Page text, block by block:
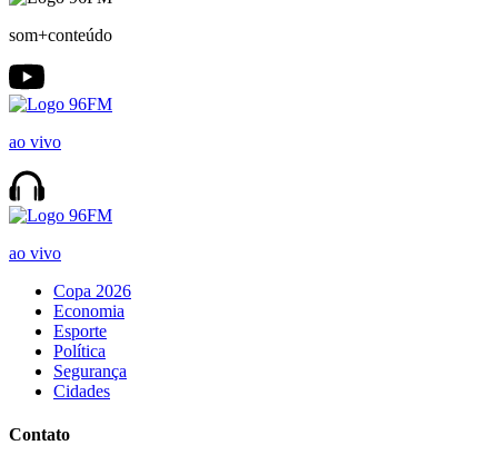
som+conteúdo
ao vivo
ao vivo
Copa 2026
Economia
Esporte
Política
Segurança
Cidades
Contato